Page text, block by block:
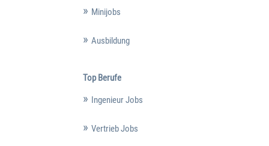
Minijobs
Ausbildung
Top Berufe
Ingenieur Jobs
Vertrieb Jobs